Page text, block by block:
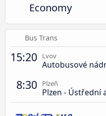
Economy
Bus Trans
15:20 Lvov
Autobusové
8:30 Plzeň
Plzen - Ústřední